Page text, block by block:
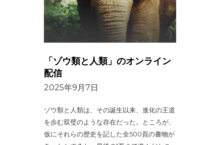
「ゾウ類と人類」のオンライン
配信
2025年9月7日
ゾウ類と人類は、その誕生以来、進化の王道
を歩む双璧のような存在だった。ところが、
仮にそれらの歴史を記した全500頁の書物が